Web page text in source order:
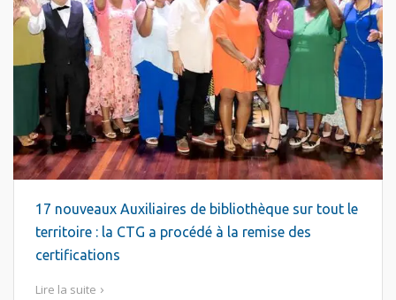
17 nouveaux Auxiliaires de bibliothèque sur tout le
territoire : la CTG a procédé à la remise des
certifications
Lire la suite